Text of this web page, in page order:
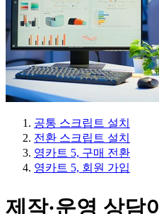
공통 스크립트 설치
전환 스크립트 설치
영카트 5, 구매 전환
영카트 5, 회원 가입
제작·운영 상담이